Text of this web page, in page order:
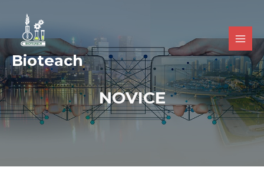
Bioteach
NOVICE